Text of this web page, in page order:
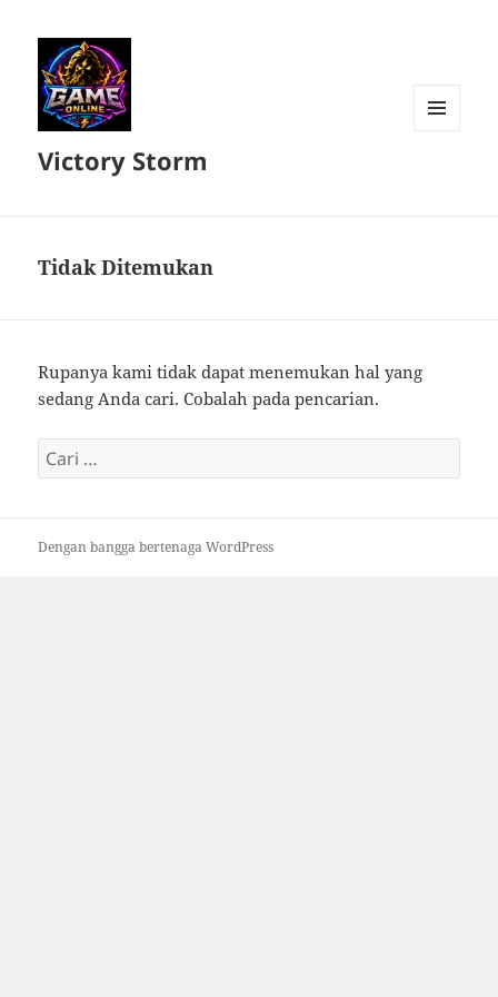
Victory Storm
Tidak Ditemukan
Rupanya kami tidak dapat menemukan hal yang
sedang Anda cari. Cobalah pada pencarian.
Cari
untuk:
Dengan bangga bertenaga WordPress